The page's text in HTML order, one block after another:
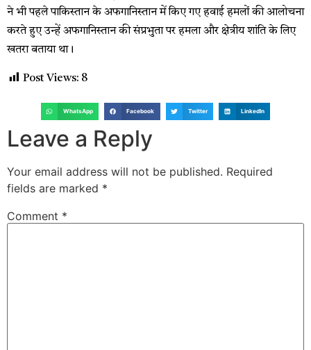
ने भी पहले पाकिस्तान के अफगानिस्तान में किए गए हवाई हमलों की आलोचना
करते हुए उन्हें अफगानिस्तान की संप्रभुता पर हमला और क्षेत्रीय शांति के लिए
खतरा बताया था।
Post Views: 8
WhatsApp Facebook Twitter LinkedIn
Leave a Reply
Your email address will not be published. Required
fields are marked *
Comment *